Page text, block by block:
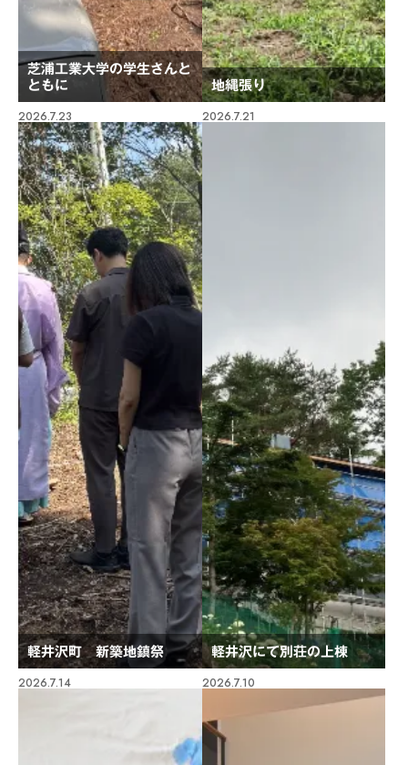
芝浦工業大学の学生さんと
ともに 地縄張り
2026.7.23
軽井沢町 新築地鎮祭
2026.7.21
軽井沢にて別荘の上棟
2026.7.14 2026.7.10